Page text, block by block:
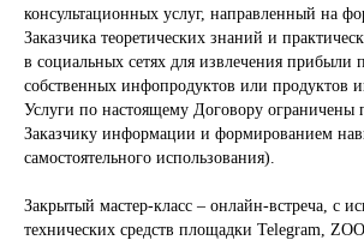
консультационных услуг, направленный на
Заказчика теоретических знаний и
в социальных сетях для извлечения прибыли
собственных инфопродуктов или продуктов
Услуги по настоящему Договору ограничены
Заказчику информации и формированием
самостоятельного использования).
Закрытый мастер-класс – онлайн-встреча, с
технических средств площадки Telegram,